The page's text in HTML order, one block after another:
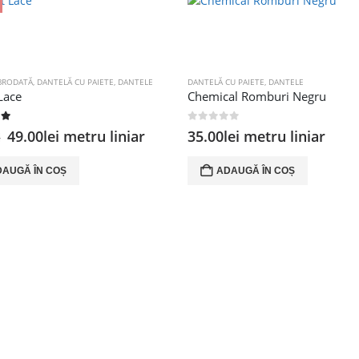
, DANTELĂ CU PAIETE, DANTELE
Prețul
a
fost:
49.00lei Prețul
este:
49.00lei.
metru liniar
ÎN COȘ
DANTELĂ CU PAIETE, DANTELE
Chemical Romburi Negru
35.00lei metru liniar
ADAUGĂ ÎN COȘ